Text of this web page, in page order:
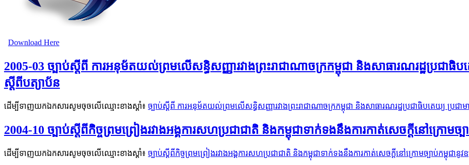
Download Here
2005-03 ច្បាប់ស្តីពី ការអនុម័តយល់ព្រមលើសន្ធិសញ្ញារវាងព្រះរាជាណាចក្រកម្ពុជា និងសាធារណរដ្ឋប្រជាធិប
ស្តីពីបត្យាប័ន
ដើម្បីទាញយកឯកសារសូមចុចលើឈ្មោះខាងស្តាំ៖ ច្បាប់ស្តីពី ការអនុម័តយល់ព្រមលើសន្ធិសញ្ញារវាងព្រះរាជាណាចក្រកម្ពុជា និងសាធារណរដ្ឋប្រជាធិបតេយ្យ ប្រជាម
2004-10 ច្បាប់ស្តីពីកិច្ចព្រមព្រៀងរវាងអង្គការសហប្រជាជាតិ និងកម្ពុជាទាក់ទងនឹងការកាត់សេចក្តីនៅក្រោមច្បា
ដើម្បីទាញយកឯកសារសូមចុចលើឈ្មោះខាងស្តាំ៖ ច្បាប់ស្តីពីកិច្ចព្រមព្រៀងរវាងអង្គការសហប្រជាជាតិ និងកម្ពុជាទាក់ទងនឹងការកាត់សេចក្តីនៅក្រោមច្បាប់កម្ពុជានូវឧក្